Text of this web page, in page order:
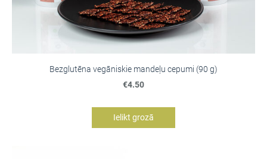
Bezglutēna vegāniskie mandeļu cepumi (90 g)
€4.50
Ielikt grozā